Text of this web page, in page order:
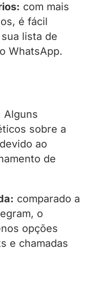
com mais
é fácil
lista de
WhatsApp.
Alguns
sobre a
ao
de
comparado a
o
opções
e chamadas